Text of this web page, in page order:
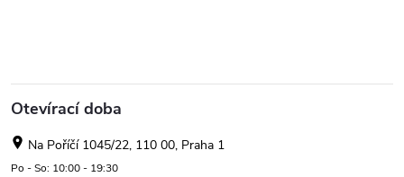
Otevírací doba
Na Poříčí 1045/22, 110 00, Praha 1
Po - So: 10:00 - 19:30